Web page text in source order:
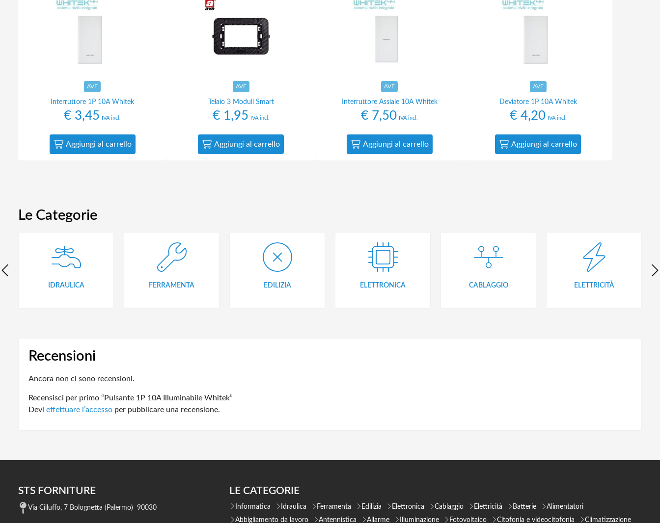
AVE
Interruttore 1P 10A Whitek
€ 3,45 IVA incl.
Aggiungi al carrello
AVE
Telaio 3 Moduli Smart
€1,95 IVA incl.
Aggiungi al carrello
AVE
Interruttore Assiale 10A Whitek
€ 7,50 IVA incl.
Aggiungi al carrello
AVE
Deviatore 1P 10A Whitek
€4,20 IVA incl.
Aggiungi al carrello
Le Categorie
IDRAULICA FERRAMENTA EDILIZIA ELETTRONICA CABLAGGIO ELETTRICITÀ
Recensioni
Ancora non ci sono recensioni.
Recensisci per primo “Pulsante 1P 10A Illuminabile Whitek”
Devi effettuare l’accesso per pubblicare una recensione.
STS FORNITURE
Via Cilluffo, 7 Bolognetta (Palermo) 90030
LE CATEGORIE
Informatica Idraulica Ferramenta Edilizia Elettronica Cablaggio Elettricità Batterie
Alimentatori
Abbigliamento da lavoro
Antennistica Allarme Illuminazione Fotovoltaico Citofonia e videocitofonia Climatizzazione